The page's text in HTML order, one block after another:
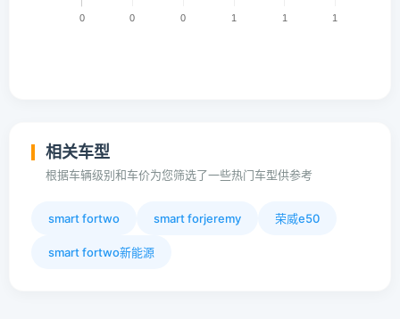
相关车型
根据车辆级别和车价为您筛选了一些热门车型供参考
smart fortwo smart forjeremy 荣威e50
smart fortwo新能源